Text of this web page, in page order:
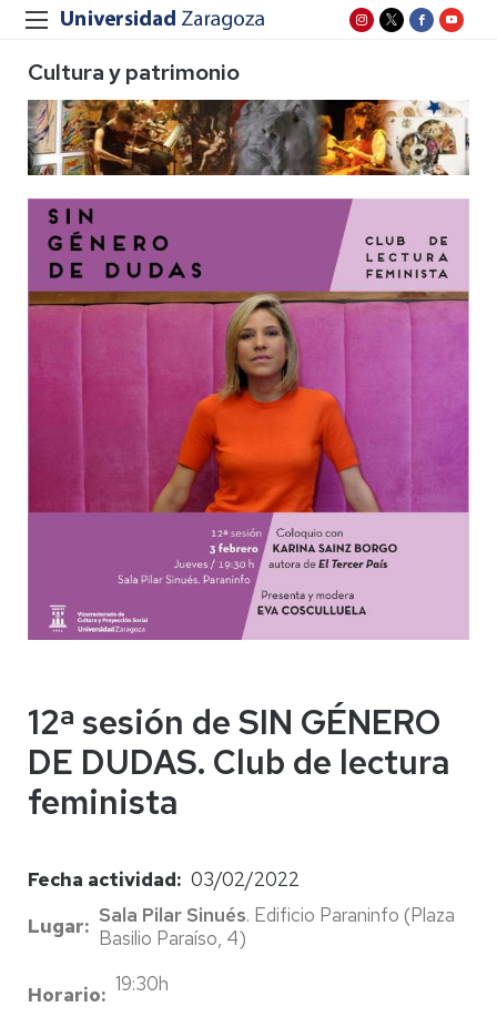
Cultura y patrimonio
12ª sesión de SIN GÉNERO
DE DUDAS. Club de lectura
feminista
Fecha actividad
03/02/2022
Lugar
Sala Pilar Sinués. Edificio Paraninfo (Plaza
Basilio Paraíso, 4)
Horario
19:30h